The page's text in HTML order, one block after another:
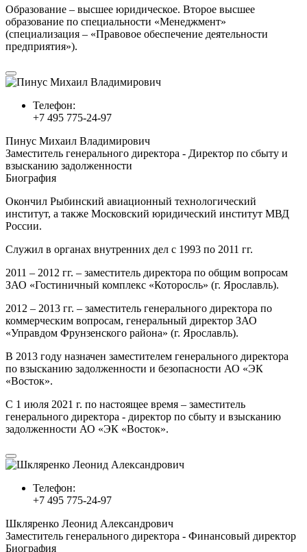
Образование – высшее юридическое. Второе высшее
образование по специальности «Менеджмент»
(специализация – «Правовое обеспечение деятельности
предприятия»).
Телефон:
+7 495 775-24-97
Пинус Михаил Владимирович
Заместитель генерального директора - Директор по сбыту и
взысканию задолженности
Биография
Окончил Рыбинский авиационный технологический
институт, а также Московский юридический институт МВД
России.
Служил в органах внутренних дел с 1993 по 2011 гг.
2011 – 2012 гг. – заместитель директора по общим вопросам
ЗАО «Гостиничный комплекс «Которосль» (г. Ярославль).
2012 – 2013 гг. – заместитель генерального директора по
коммерческим вопросам, генеральный директор ЗАО
«Управдом Фрунзенского района» (г. Ярославль).
В 2013 году назначен заместителем генерального директора
по взысканию задолженности и безопасности АО «ЭК
«Восток».
С 1 июля 2021 г. по настоящее время – заместитель
генерального директора - директор по сбыту и взысканию
задолженности АО «ЭК «Восток».
Телефон:
+7 495 775-24-97
Шкляренко Леонид Александрович
Заместитель генерального директора - Финансовый директор
Биография